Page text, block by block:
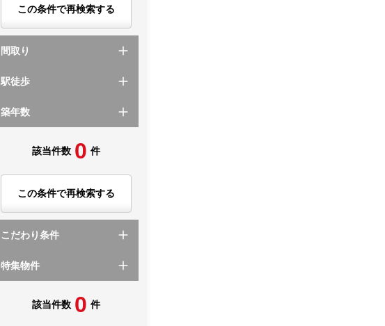
この条件で再検索する
間取り
駅徒歩
築年数
該当件数 0 件
この条件で再検索する
こだわり条件
特集物件
該当件数 0 件